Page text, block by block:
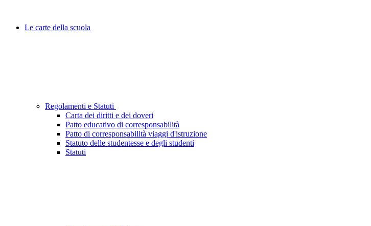
Le carte della scuola
Regolamenti e Statuti
Carta dei diritti e dei doveri
Patto educativo di corresponsabilità
Patto di corresponsabilità viaggi d'istruzione
Statuto delle studentesse e degli studenti
Statuti